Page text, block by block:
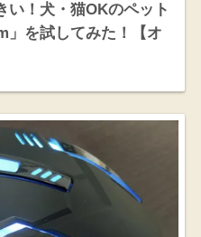
い！犬・猫OKのペット
」を試してみた！【オ